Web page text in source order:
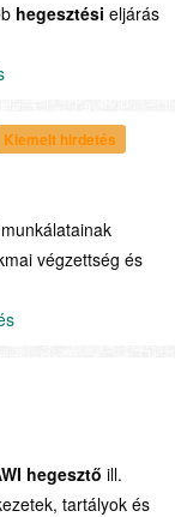
hegesztési eljárás
Kiemelt hirdetés
munkálatainak
végzettség és
hegesztő ill.
tartályok és